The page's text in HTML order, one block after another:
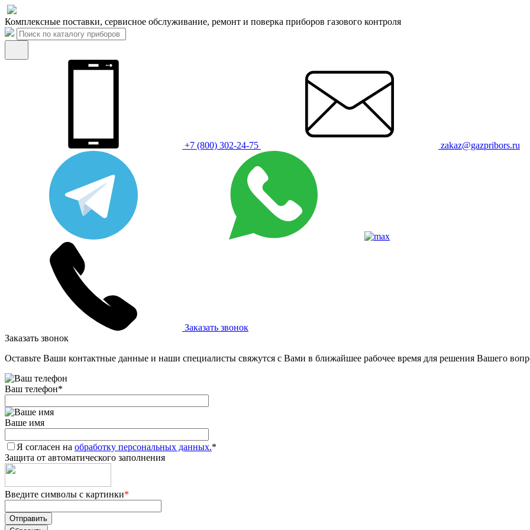
Комплексные поставки, сервисное обслуживание, ремонт и поверка приборов газового контроля
+7 (800) 302-24-75 zakaz@gazpribors.ru
Заказать звонок
Заказать звонок
Оставьте Ваши контактные данные и наши специалисты свяжутся с Вами в ближайшее рабочее время для решения Вашего
Ваш телефон*
Ваше имя
Я согласен на обработку персональных данных.*
Защита от автоматического заполнения
Введите символы с картинки*